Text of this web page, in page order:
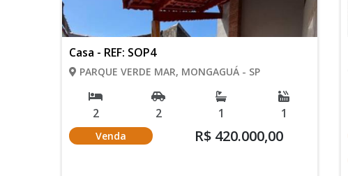
Casa - REF: SOP4
PARQUE VERDE MAR, MONGAGUÁ - SP
2 2 1 1
Venda R$ 420.000,00